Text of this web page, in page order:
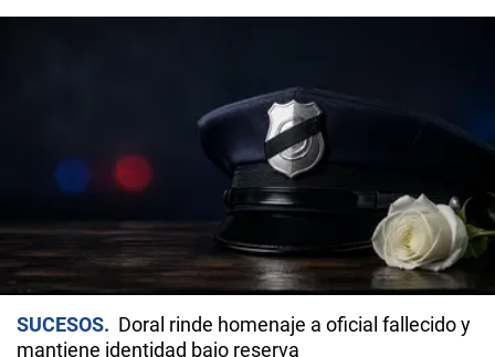
SUCESOS
Doral rinde homenaje a oficial fallecido y
mantiene identidad bajo reserva